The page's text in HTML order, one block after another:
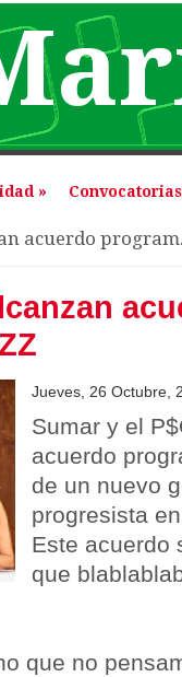
» Convocatorias
aquí
acuerdo
Jueves, 26 Octubre,
Sumar y el
acuerdo
de un nuevo
progresista
Este acuerdo
que
que no